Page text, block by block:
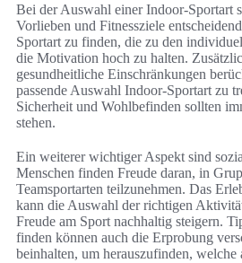
Bei der Auswahl einer Indoor-Sportart
Vorlieben und Fitnessziele
Sportart zu finden, die zu den
die Motivation hoch zu halten.
gesundheitliche Einschränkungen
passende Auswahl Indoor-Sportart zu
Sicherheit und Wohlbefinden sollten
stehen.
Ein weiterer wichtiger Aspekt sind
Menschen finden Freude daran, in
Teamsportarten teilzunehmen. Das
kann die Auswahl der richtigen
Freude am Sport nachhaltig steigern.
finden können auch die Erprobung
beinhalten, um herauszufinden, welche